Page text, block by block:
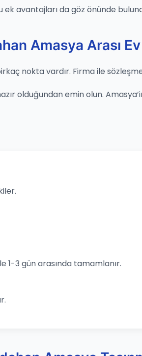
avantajları da göz önünde
Amasya Arası Ev
nokta vardır. Firma ile
olduğundan emin olun.
1-3 gün arasında tamamlanır.